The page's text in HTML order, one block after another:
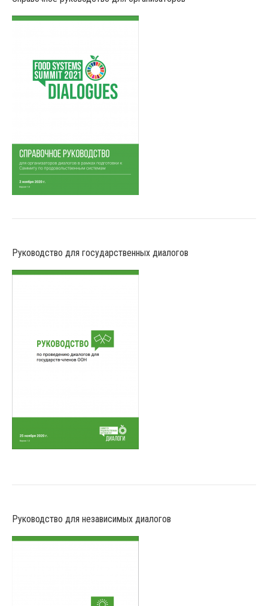
Руководство для государственных диалогов
Руководство для независимых диалогов